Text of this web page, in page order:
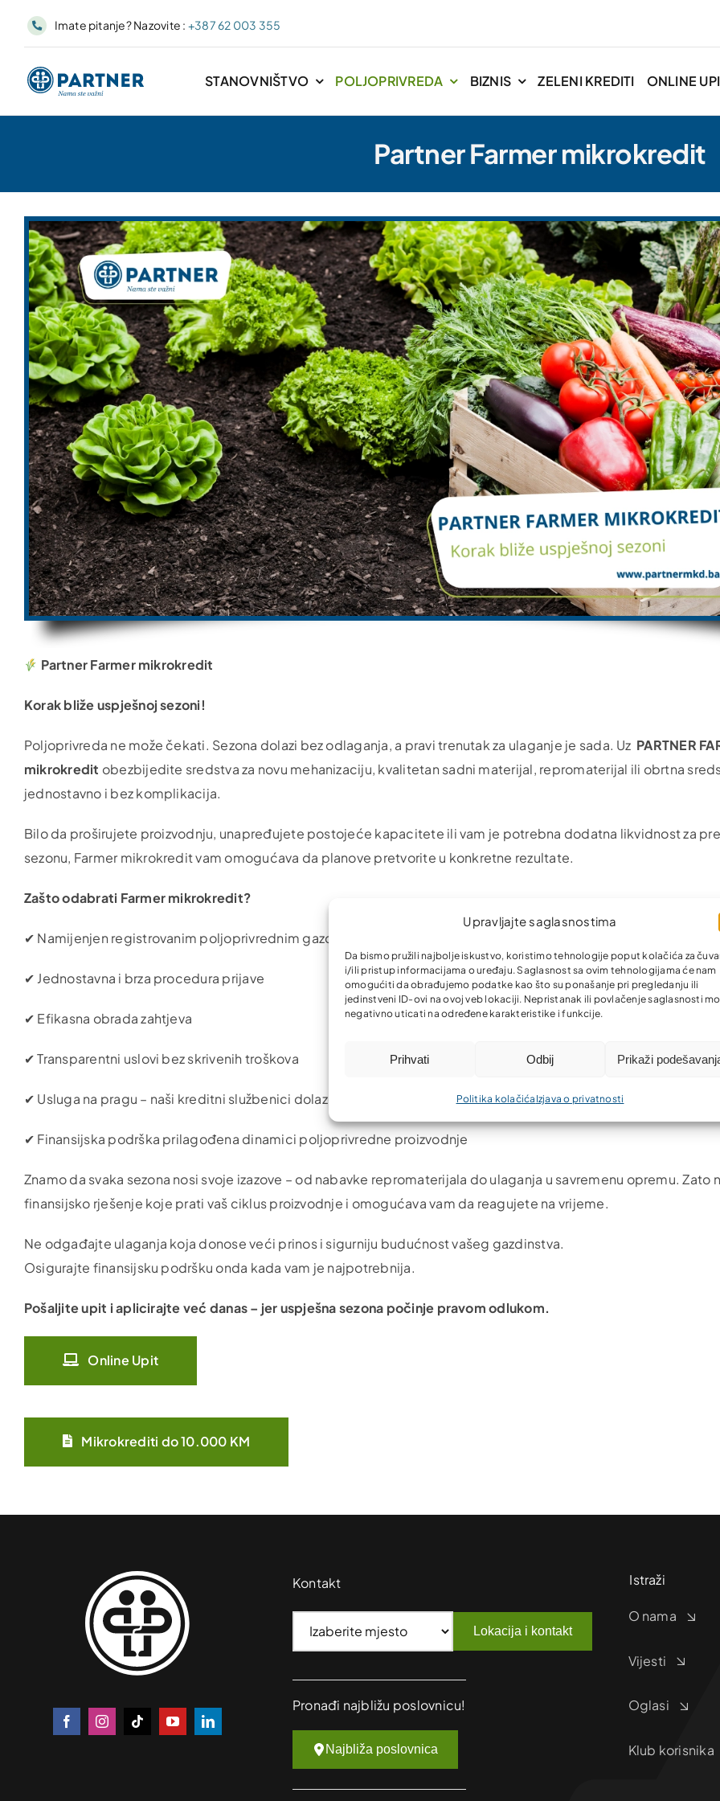
Upravljajte saglasnostima
Da bismo pružili najbolje iskustvo, koristimo tehnologije poput kolačića za
i/ili pristup informacijama o uređaju. Saglasnost sa ovim tehnologijama će nam
omogućiti da obrađujemo podatke kao što su ponašanje pri pregledanju ili
jedinstveni ID-ovi na ovoj veb lokaciji. Nepristanak ili povlačenje saglasnosti
negativno uticati na određene karakteristike i funkcije.
Prihvati Odbij Prikaži
Politika kolačića Izjava o privatnosti
Imate pitanje? Nazovite : +387 62 003 355
STANOVNIŠTVO POLJOPRIVREDA BIZNIS ZELENI KREDITI ONLINE
Partner Farmer mikrokredit
Partner Farmer mikrokredit
Korak bliže uspješnoj sezoni!
Poljoprivreda ne može čekati. Sezona dolazi bez odlaganja, a pravi trenutak za ulaganje je sada. Uz PARTNER
mikrokredit obezbijedite sredstva za novu mehanizaciju, kvalitetan sadni materijal, repromaterijal ili obrtna
jednostavno i bez komplikacija.
Bilo da proširujete proizvodnju, unapređujete postojeće kapacitete ili vam je potrebna dodatna likvidnost za
sezonu, Farmer mikrokredit vam omogućava da planove pretvorite u konkretne rezultate.
Zašto odabrati Farmer mikrokredit?
✔ Namijenjen registrovanim poljoprivrednim gazdinstvima
✔ Jednostavna i brza procedura prijave
✔ Efikasna obrada zahtjeva
✔ Transparentni uslovi bez skrivenih troškova
✔ Usluga na pragu – naši kreditni službenici dolaze kod vas
✔ Finansijska podrška prilagođena dinamici poljoprivredne proizvodnje
Znamo da svaka sezona nosi svoje izazove – od nabavke repromaterijala do ulaganja u savremenu opremu. Zato
finansijsko rješenje koje prati vaš ciklus proizvodnje i omogućava vam da reagujete na vrijeme.
Ne odgađajte ulaganja koja donose veći prinos i sigurniju budućnost vašeg gazdinstva.
Osigurajte finansijsku podršku onda kada vam je najpotrebnija.
Pošaljite upit i aplicirajte već danas – jer uspješna sezona počinje pravom odlukom.
Online Upit
Mikrokrediti do 10.000 KM
Kontakt
Lokacija i kontakt
Pronađi najbližu poslovnicu!
Najbliža poslovnica
Istraži
O nama
Vijesti
Oglasi
Klub korisnika